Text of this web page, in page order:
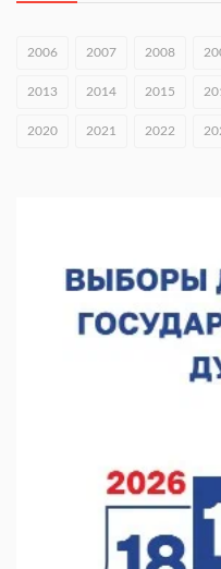
2026»
В Нижнем Новгороде
Нижегородская»
Видели ночь, бежали
набережной прошел
06.08.2026 15:25
2006 2007 2008
2013 2014 2015
2020 2021 2022